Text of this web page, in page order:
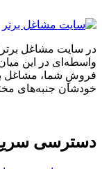
در سایت مشاغل برتر
واسطه‌ای در این
فروشِ شما، مشاغل
خودشان جنبه‌های
دسترسی